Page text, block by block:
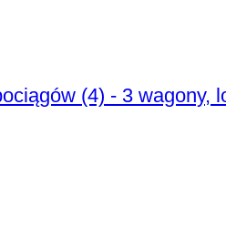
(4) - 3 wagony,